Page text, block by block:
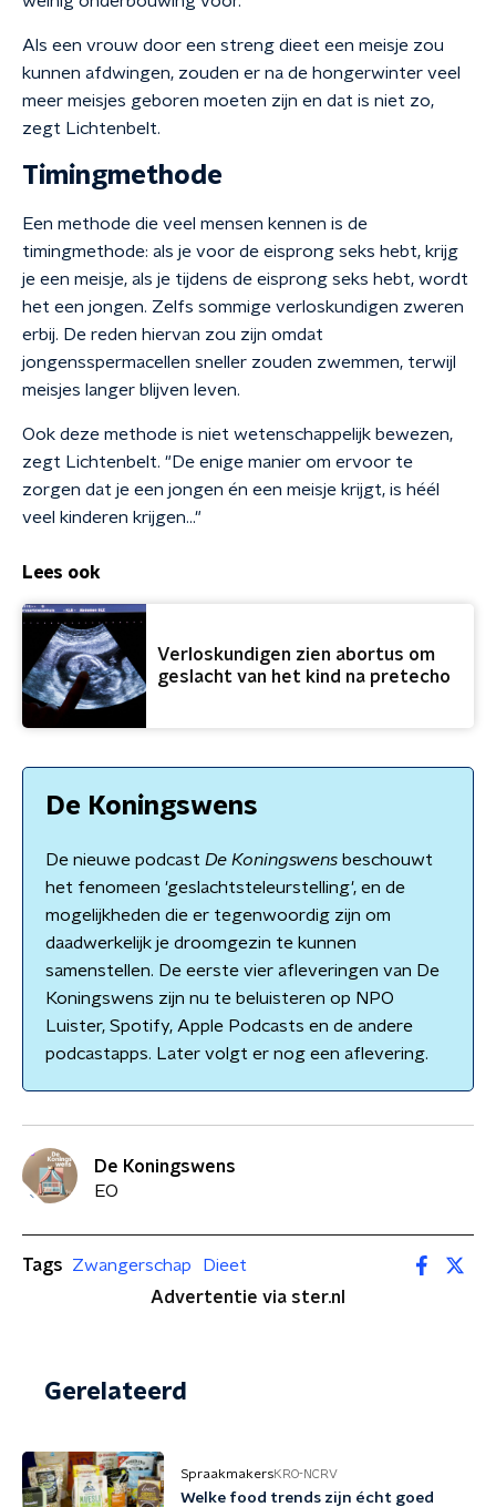
Als een vrouw door een streng dieet een meisje zou
kunnen afdwingen, zouden er na de hongerwinter veel
meer meisjes geboren moeten zijn en dat is niet zo,
zegt Lichtenbelt.
Timingmethode
Een methode die veel mensen kennen is de
timingmethode: als je voor de eisprong seks hebt, krijg
je een meisje, als je tijdens de eisprong seks hebt, wordt
het een jongen. Zelfs sommige verloskundigen zweren
erbij. De reden hiervan zou zijn omdat
jongensspermacellen sneller zouden zwemmen, terwijl
meisjes langer blijven leven.
Ook deze methode is niet wetenschappelijk bewezen,
zegt Lichtenbelt. "De enige manier om ervoor te
zorgen dat je een jongen én een meisje krijgt, is héél
veel kinderen krijgen…"
Lees ook
Verloskundigen zien abortus om
geslacht van het kind na pretecho
De Koningswens
De nieuwe podcast De Koningswens beschouwt
het fenomeen 'geslachtsteleurstelling', en de
mogelijkheden die er tegenwoordig zijn om
daadwerkelijk je droomgezin te kunnen
samenstellen. De eerste vier afleveringen van De
Koningswens zijn nu te beluisteren op NPO
Luister, Spotify, Apple Podcasts en de andere
podcastapps. Later volgt er nog een aflevering.
De Koningswens
EO
Tags Zwangerschap
Dieet
Advertentie via ster.nl
Gerelateerd
SpraakmakersKRO-NCRV
Welke food trends zijn écht goed